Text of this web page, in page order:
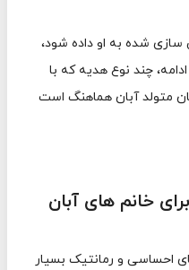
شده به او داده شود،
چند نوع هدیه که با
متولد آبان هماهنگ است
خانم های آبان
احساسی و رمانتیک بسیار